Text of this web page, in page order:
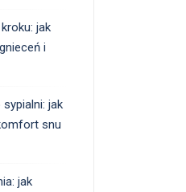
jak
i
jak
snu
jak